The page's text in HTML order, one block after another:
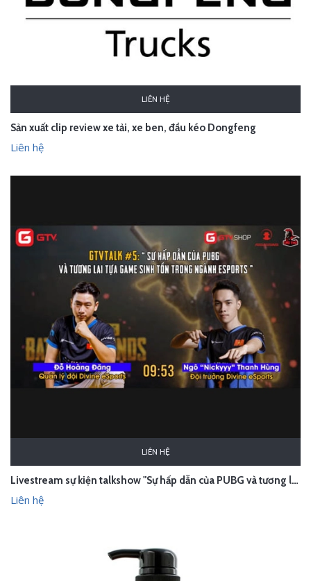
LIÊN HỆ
Sản xuất clip review xe tải, xe ben, đầu kéo Dongfeng
Liên hệ
LIÊN HỆ
Livestream sự kiện talkshow "Sự hấp dẫn của PUBG và tương lai tựa game sinh tồn" - Hà Nội
Liên hệ